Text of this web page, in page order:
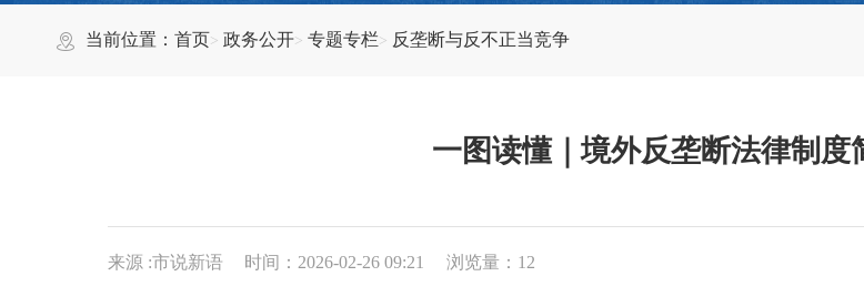
当前位置：首页 政务公开 专题专栏 反垄断与反不正当竞争
一图读懂｜境外反垄断法律制度
来源 :市说新语 时间：2026-02-26 09:21 浏览量： 12